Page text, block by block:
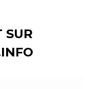
SUR